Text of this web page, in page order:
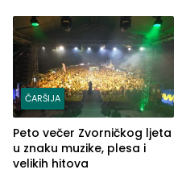
ČARŠIJA
Peto večer Zvorničkog ljeta
u znaku muzike, plesa i
velikih hitova